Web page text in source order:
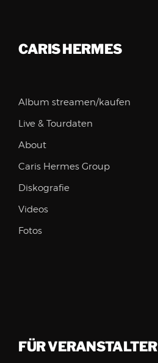
CARIS HERMES
Album streamen/kaufen
Live & Tourdaten
About
Caris Hermes Group
Diskografie
Videos
Fotos
FÜR VERANSTALTER